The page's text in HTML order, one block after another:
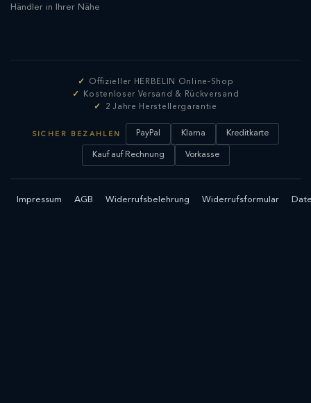
Händler in Ihrer Nähe
Offizieller HERBELIN Online-Shop
Kostenloser Versand & Rückversand
2 Jahre Herstellergarantie
SICHER BEZAHLEN PayPal Klarna Kreditkarte
Kauf auf Rechnung Vorkasse
Impressum AGB Widerrufsbelehrung Widerrufsformular